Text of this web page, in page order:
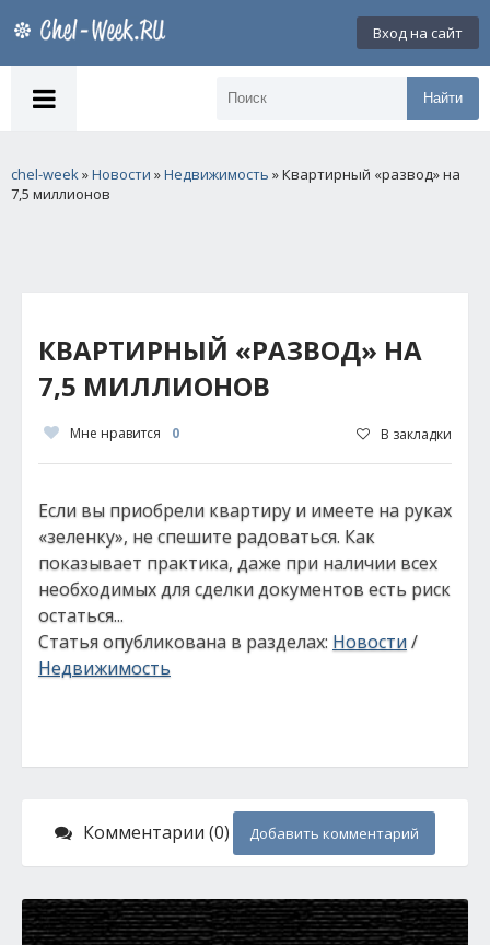
Вход на сайт
Найти
chel-week»Новости »Недвижимость » Квартирный «развод» на
7,5 миллионов
КВАРТИРНЫЙ «РАЗВОД» НА
7,5 МИЛЛИОНОВ
Мне нравится 0 В закладки
Если вы приобрели квартиру и имеете на руках
«зеленку», не спешите радоваться. Как
показывает практика, даже при наличии всех
необходимых для сделки документов есть риск
остаться...
Статья опубликована в разделах: Новости/
Недвижимость
Комментарии (0) Добавить комментарий